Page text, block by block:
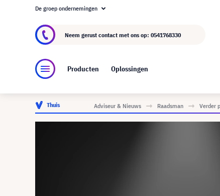
Over visunext.nl
De groep ondernemingen
Neem gerust contact met ons op: 0541768330
Producten Oplossingen
Thuis Adviseur & Nieuws Raadsman Verder